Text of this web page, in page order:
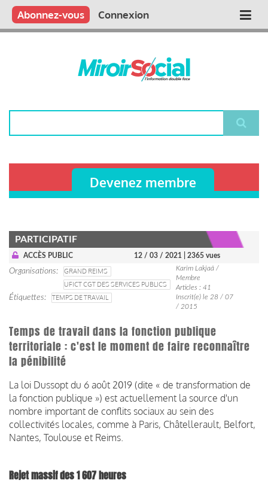
Aller
contenu
Main
Qui sommes nous ?
Vous publiez
Nous publions
Contactez-nous
Abonnez-vous Connexion
Devenez membre
PARTICIPATIF
ACCÈS PUBLIC 12 / 03 / 2021 | 2365 vues
Organisations
GRAND REIMS
UFICT CGT DES SERVICES PUBLICS
Étiquettes
TEMPS DE TRAVAIL
Karim Lakjaâ /
Membre
Articles : 41
Inscrit(e) le 28 / 07
/ 2015
Temps de travail dans la fonction publique
territoriale : c'est le moment de faire reconnaître
la pénibilité
La loi Dussopt du 6 août 2019 (dite « de transformation de
la fonction publique ») est actuellement la source d'un
nombre important de conflits sociaux au sein des
collectivités locales, comme à Paris, Châtellerault, Belfort,
Nantes, Toulouse et Reims.
Rejet massif des 1 607 heures